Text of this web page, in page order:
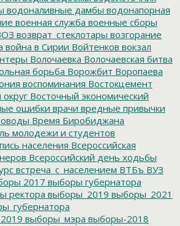
водоналивные дамбы водонапорная
военная служба военные сборы
возврат_стеклотары возгорание
война в Сирии Войтенков вокзал
Волочаевка Волочаевская битва
борьба Ворожбит Воропаева
воспоминания Востокцемент
Восточный экономический
ошибки врачи вредные привычки
Время Биробиджана
молодежи и студентов
населения Всероссийская
Всероссийский день ходьбы
встреча_с_населением ВТБъ ВУЗ
2017 выборы губернатора
ректора выборы_2019 выборы_2021
выборы_мэра выборы-2018